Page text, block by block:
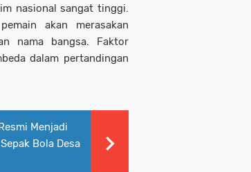
nasional sangat tinggi.
akan merasakan
nama bangsa. Faktor
dalam pertandingan
Menjadi
Bola Desa